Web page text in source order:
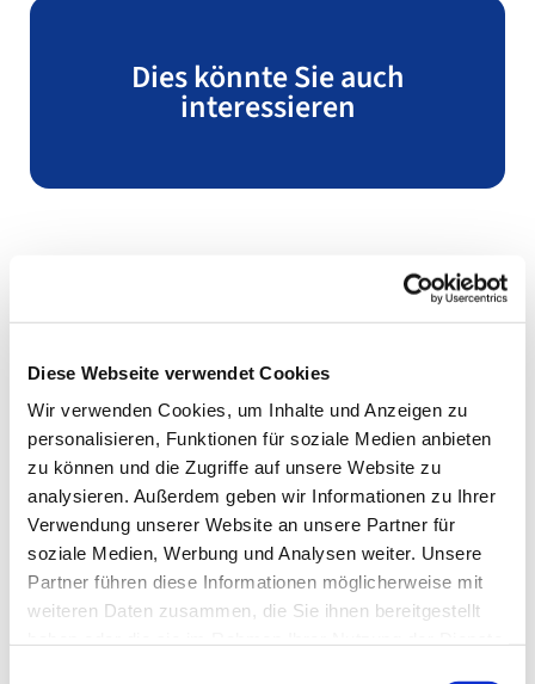
Diese Webseite verwendet Cookies
Wir verwenden Cookies, um Inhalte und Anzeigen zu
personalisieren, Funktionen für soziale Medien anbieten
zu können und die Zugriffe auf unsere Website zu
analysieren. Außerdem geben wir Informationen zu Ihrer
Verwendung unserer Website an unsere Partner für
soziale Medien, Werbung und Analysen weiter. Unsere
Partner führen diese Informationen möglicherweise mit
weiteren Daten zusammen, die Sie ihnen bereitgestellt
Dies könnte Sie auch
interessieren